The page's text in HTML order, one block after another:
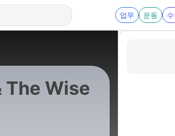
업무 운동
The Wise